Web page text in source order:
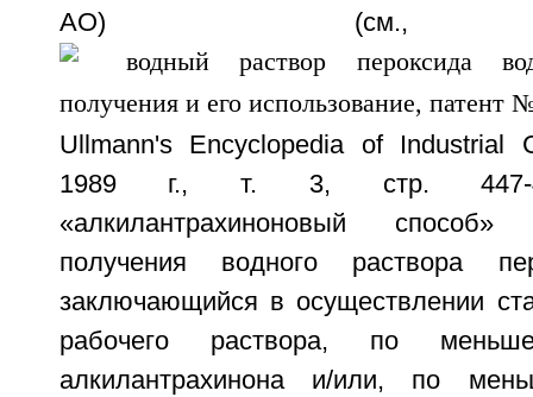
АО) (см.,
Ullmann's Encyclopedia of Industrial
1989 г., т. 3, стр. 447-
«алкилантрахиноновый
получения водного раствора
заключающийся в осуществлении
рабочего раствора, по
алкилантрахинона и/или, по